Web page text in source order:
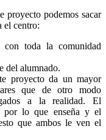
proyecto podemos sacar
el centro:
toda la comunidad
del alumnado.
proyecto da un mayor
que de otro modo
a la realidad. El
por lo que enseña y el
que ambos le ven el